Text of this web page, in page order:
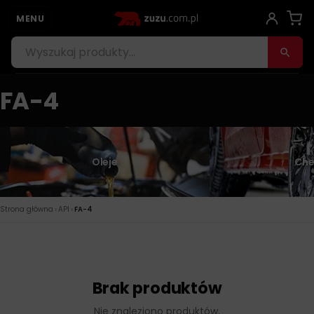
MENU
FA-4
Oleje
Strona główna › API › FA-4
Brak produktów
Nie znaleziono produktów.